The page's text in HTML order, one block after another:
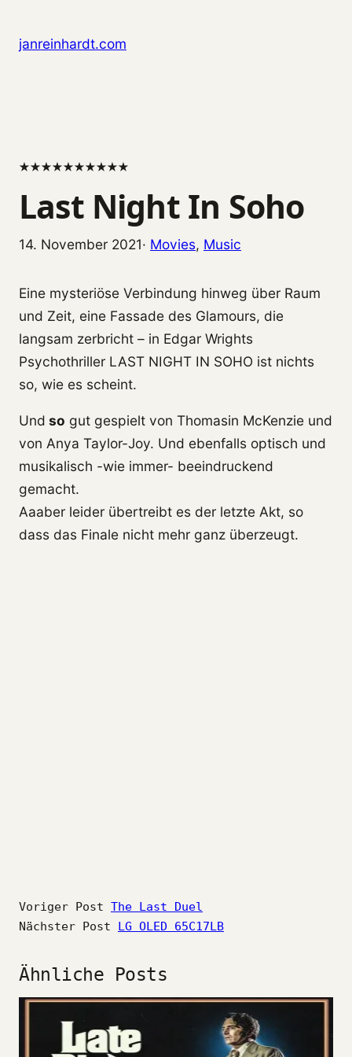
Inhalt
janreinhardt.com
★★★★★★★★★★
Last Night In Soho
14. November 2021· Movies, Music
Eine mysteriöse Verbindung hinweg über Raum
und Zeit, eine Fassade des Glamours, die
langsam zerbricht – in Edgar Wrights
Psychothriller LAST NIGHT IN SOHO ist nichts
so, wie es scheint.
Und so gut gespielt von Thomasin McKenzie und
von Anya Taylor-Joy. Und ebenfalls optisch und
musikalisch -wie immer- beeindruckend
gemacht.
Aaaber leider übertreibt es der letzte Akt, so
dass das Finale nicht mehr ganz überzeugt.
Voriger Post The Last Duel
Nächster Post
LG OLED 65C17LB
Ähnliche Posts